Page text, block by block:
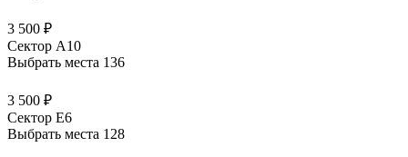
3 500 ₽
Сектор A10
Выбрать места 136
3 500 ₽
Сектор E6
Выбрать места 128